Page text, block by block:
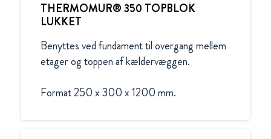
THERMOMUR® 350 TOPBLOK
LUKKET
Benyttes ved fundament til overgang mellem
etager og toppen af kældervæggen.
Format 250 x 300 x 1200 mm.